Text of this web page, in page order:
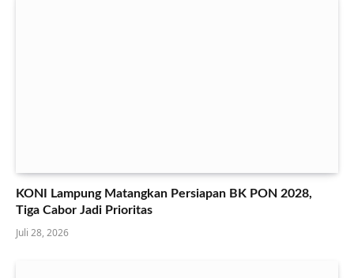
KONI Lampung Matangkan Persiapan BK PON 2028,
Tiga Cabor Jadi Prioritas
Juli 28, 2026